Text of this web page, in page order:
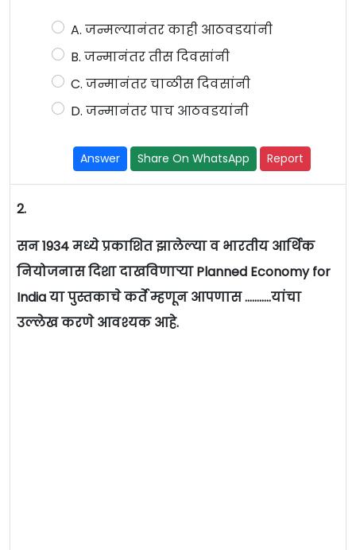
A. जन्मल्यानंतर काही आठवडयांनी
B. जन्मानंतर तीस दिवसांनी
C. जन्मानंतर चाळीस दिवसांनी
D. जन्मानंतर पाच आठवडयांनी
Answer Share On WhatsApp Report
2.
सन 1934 मध्ये प्रकाशित झालेल्या व भारतीय आर्थिक
नियोजनास दिशा दाखविणाऱ्या Planned Economy for
India या पुस्तकाचे कर्ते म्हणून आपणास ………..यांचा
उल्लेख करणे आवश्यक आहे.